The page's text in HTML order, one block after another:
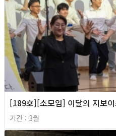
[189호][소모임] 이달의 지보
기간 : 3월